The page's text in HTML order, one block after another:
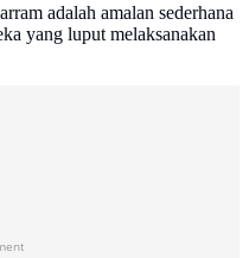
adalah amalan sederhana
yang luput melaksanakan